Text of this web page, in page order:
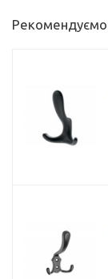
Рекомендуємо